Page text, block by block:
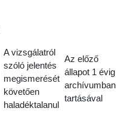
A vizsgálatról
szóló jelentés
megismerését
követően
haladéktalanul
Az előző
állapot 1 évig
archívumban
tartásával